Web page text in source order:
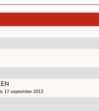
17 september 2013